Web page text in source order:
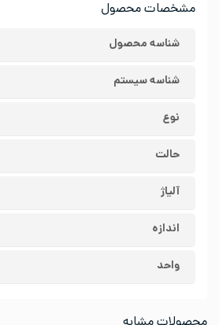
مشخصات محصول
شناسه محصول
شناسه سیستم
نوع
حالت
آلیاژ
اندازه
واحد